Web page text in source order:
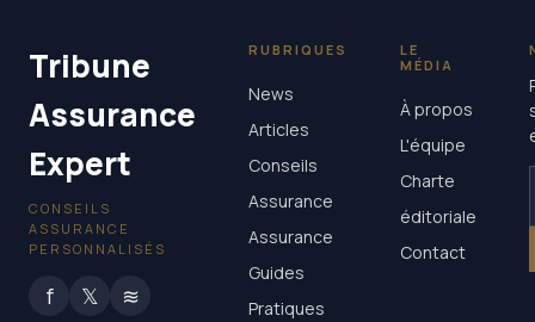
Tribune
Assurance
Expert
CONSEILS
ASSURANCE
PERSONNALISÉS
f 𝕏 ≋
RUBRIQUES
News
Articles
Conseils
Assurance
Assurance
Guides
Pratiques
LE
MÉDIA
À propos
L'équipe
Charte
éditoriale
Contact